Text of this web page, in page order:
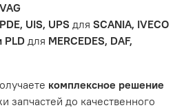
ДТП, неправильной установкой
системы или системы
UIS, UPS для SCANIA, IVECO
PLD для MERCEDES, DAF,
комплексное решение
запчастей до качественного